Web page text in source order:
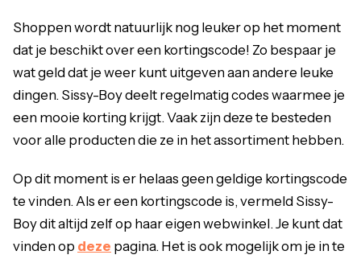
Shoppen wordt natuurlijk nog leuker op het moment
dat je beschikt over een kortingscode! Zo bespaar je
wat geld dat je weer kunt uitgeven aan andere leuke
dingen. Sissy-Boy deelt regelmatig codes waarmee je
een mooie korting krijgt. Vaak zijn deze te besteden
voor alle producten die ze in het assortiment hebben.
Op dit moment is er helaas geen geldige kortingscode
te vinden. Als er een kortingscode is, vermeld Sissy-
Boy dit altijd zelf op haar eigen webwinkel. Je kunt dat
vinden op deze pagina. Het is ook mogelijk om je in te